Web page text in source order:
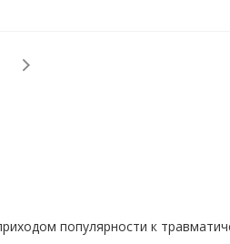
популярности к